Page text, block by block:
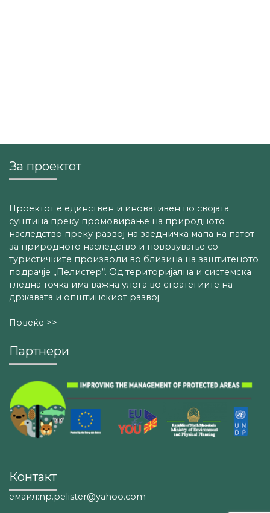
За проектот
Проектот е единствен и иновативен по својата
суштина преку промовирање на природното
наследство преку развој на заедничка мапа на патот
за природното наследство и поврзување со
туристичките производи во близина на заштитеното
подрачје „Пелистер“. Од територијална и системска
гледна точка има важна улога во стратегиите на
државата и општинскиот развој
Повеќе >>
Партнери
Контакт
емаил:np.pelister@yahoo.com